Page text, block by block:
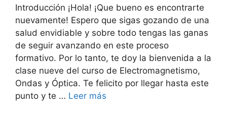
Introducción ¡Hola! ¡Que bueno es encontrarte
nuevamente! Espero que sigas gozando de una
salud envidiable y sobre todo tengas las ganas
de seguir avanzando en este proceso
formativo. Por lo tanto, te doy la bienvenida a la
clase nueve del curso de Electromagnetismo,
Ondas y Óptica. Te felicito por llegar hasta este
punto y te … Leer más